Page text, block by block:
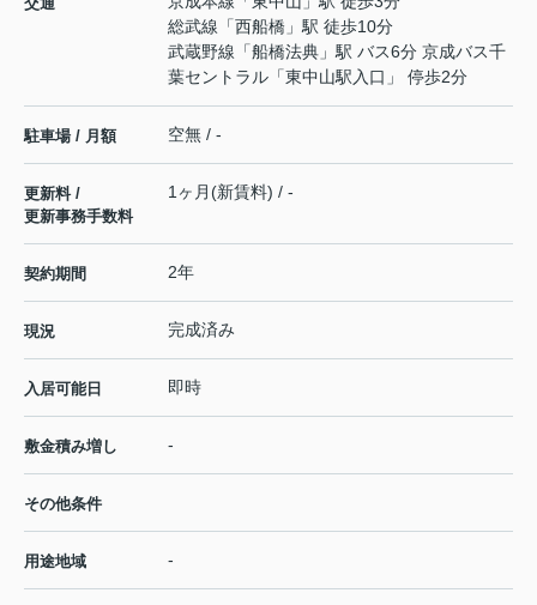
総武線 「西船橋 」駅 徒歩10分
武蔵野線 「船橋法典 」駅 バス6分 京成バス千
葉セントラル「東中山駅入口」 停歩2分
駐車場 / 月額 空無 / -
更新料 /
更新事務手数料
1ヶ月(新賃料) / -
契約期間 2年
現況 完成済み
入居可能日 即時
敷金積み増し -
その他条件
用途地域 -